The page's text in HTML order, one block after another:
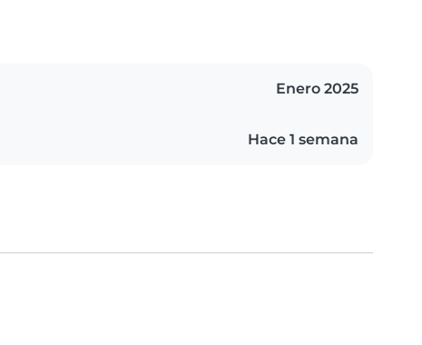
Enero 2025
Hace 1 semana